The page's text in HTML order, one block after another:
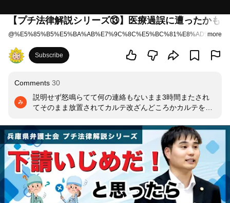
【プチ法律解説シリーズ⑬】医療過誤に遭ったかも
@ more
Subscribe
Comments 30
説明せず怒鳴らてて何の連絡もないまま3時間またされ
てそのまま放置されてカルテ改ざんどころかカルテをつ